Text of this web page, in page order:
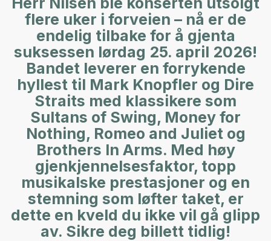
flere uker i forveien – nå er de
endelig tilbake for å gjenta
suksessen lørdag 25. april 2026!
Bandet leverer en forrykende
hyllest til Mark Knopfler og Dire
Straits med klassikere som
Sultans of Swing, Money for
Nothing, Romeo and Juliet og
Brothers In Arms. Med høy
gjenkjennelsesfaktor, topp
musikalske prestasjoner og en
stemning som løfter taket, er
dette en kveld du ikke vil gå glipp
av. Sikre deg billett tidlig!